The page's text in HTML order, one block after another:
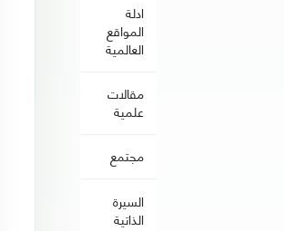
ادلة
المواقع
العالمية
مقالات
علمية
مجتمع
السيرة
الذاتية